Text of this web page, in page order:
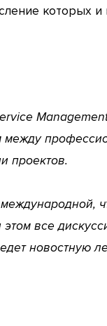
которых
проектов.
этом все
новостную